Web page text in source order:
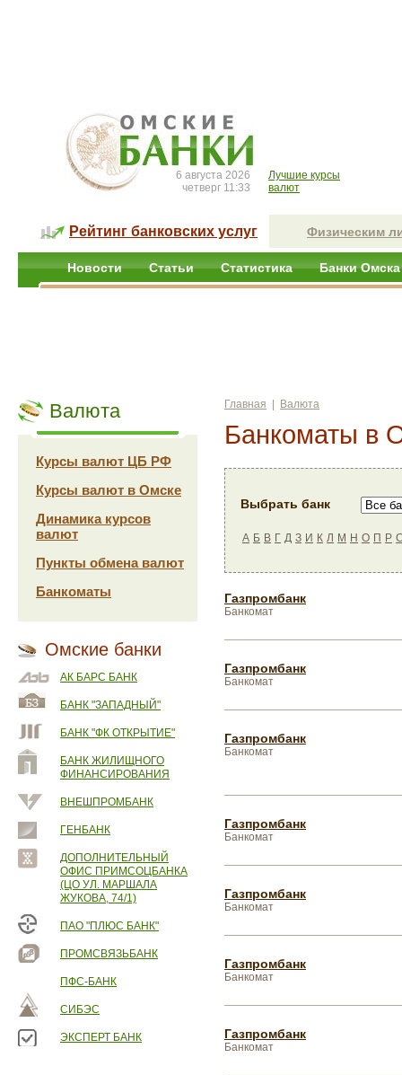
6 августа 2026
четверг 11:33
Лучшие курсы
валют
Рейтинг банковских услуг Физическим
Новости Статьи Статистика Банки Омска
Валюта
Курсы валют ЦБ РФ
Курсы валют в Омске
Динамика курсов
валют
Пункты обмена валют
Банкоматы
Омские банки
АК БАРС БАНК
БАНК "ЗАПАДНЫЙ"
БАНК "ФК ОТКРЫТИЕ"
БАНК ЖИЛИЩНОГО
ФИНАНСИРОВАНИЯ
ВНЕШПРОМБАНК
ГЕНБАНК
ДОПОЛНИТЕЛЬНЫЙ
ОФИС ПРИМСОЦБАНКА
(ЦО УЛ. МАРШАЛА
ЖУКОВА, 74/1)
ПАО "ПЛЮС БАНК"
ПРОМСВЯЗЬБАНК
ПФС-БАНК
СИБЭС
ЭКСПЕРТ БАНК
Главная Валюта
Банкоматы в
Выбрать банк
А Б В Г Д З И К Л М Н О П Р
Газпромбанк
Банкомат
Газпромбанк
Банкомат
Газпромбанк
Банкомат
Газпромбанк
Банкомат
Газпромбанк
Банкомат
Газпромбанк
Банкомат
Газпромбанк
Банкомат